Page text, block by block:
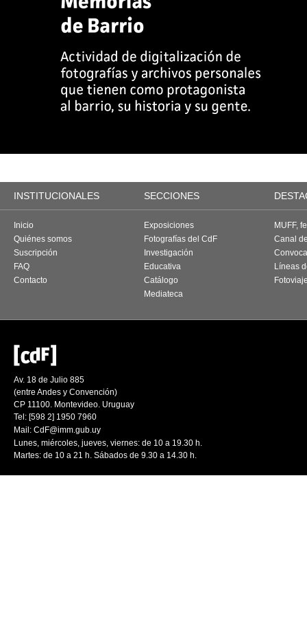
INSTITUCIONALES SECCIONES
Inicio
Quiénes somos
Suscripción
FAQ
Contacto
Exposiciones
Fotografías del CdF
Investigación
Educativa
Catálogo
Mediateca
MUFF,
Canal
Líneas
Av. 18 de Julio 885
(entre Andes y Convención)
CP 11100. Montevideo. Uruguay
Tel: [598 2] 1950 7960
Mail: CdF@imm.gub.uy
Lunes, miércoles, jueves, viernes: de 10 a 19.30 h.
Martes: de 10 a 21 h. Sábados de 9.30 a 14.30 h.